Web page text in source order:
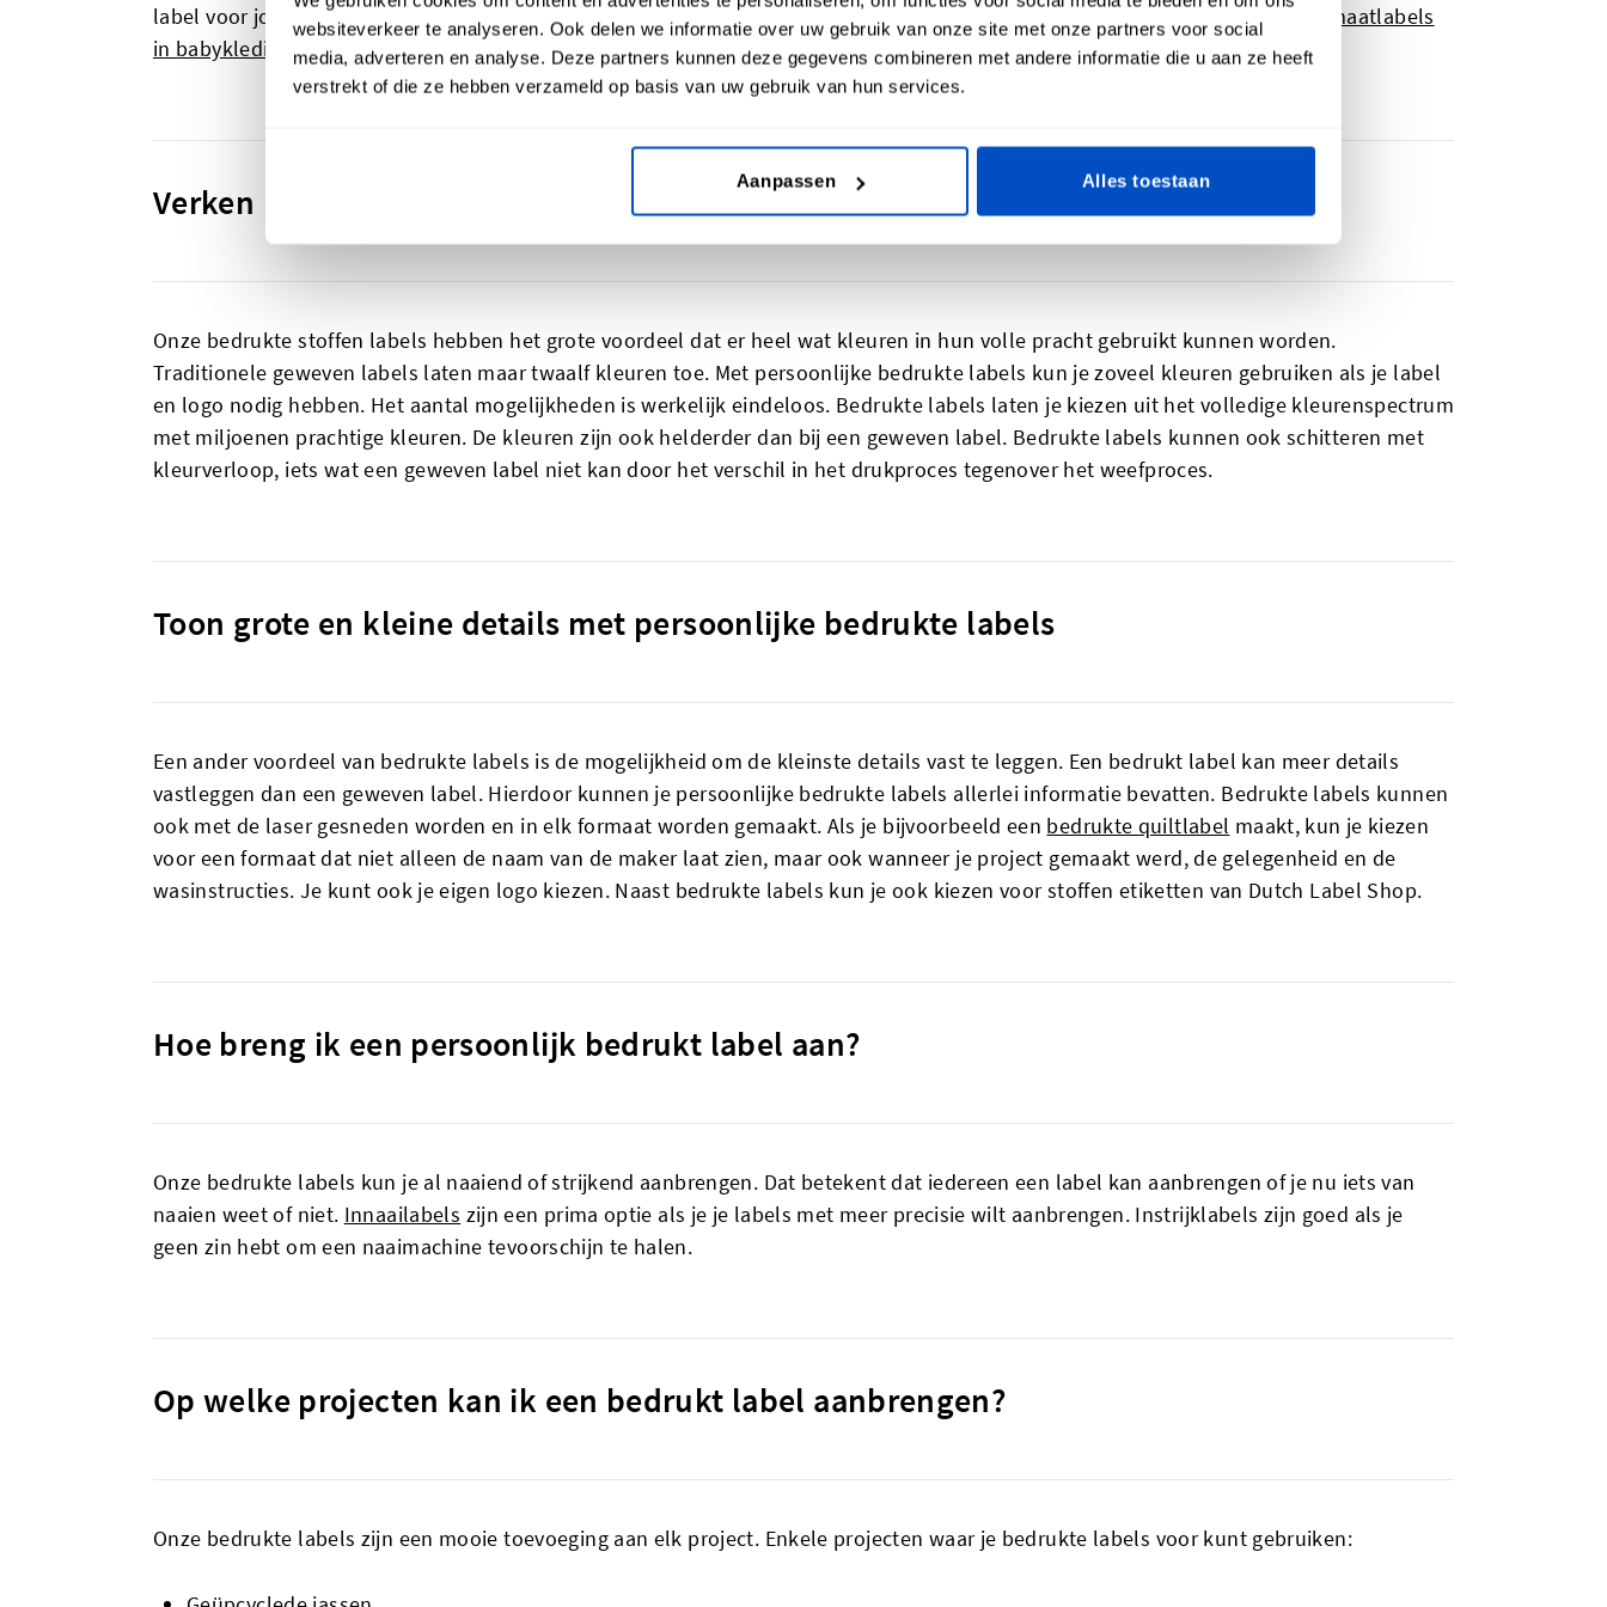
websiteverkeer te analyseren. Ook delen we informatie over uw gebruik van onze site met onze partners voor social
media, adverteren en analyse. Deze partners kunnen deze gegevens combineren met andere informatie die u aan ze heeft
verstrekt of die ze hebben verzameld op basis van uw gebruik van hun services.
Aanpassen Alles toestaan
label voor jou de juiste keuze. Bedrukte labels zijn toepasbaar op dezelfde manier dat geweven labels te gebruiken zijn: van
maatlabels
in babykleding of andere kleding totmade in labels.
Verken het kleurenspectrum met persoonlijke bedrukte kledinglabels
Onze bedrukte stoffen labels hebben het grote voordeel dat er heel wat kleuren in hun volle pracht gebruikt kunnen worden.
Traditionele geweven labels laten maar twaalf kleuren toe. Met persoonlijke bedrukte labels kun je zoveel kleuren gebruiken als je label
en logo nodig hebben. Het aantal mogelijkheden is werkelijk eindeloos. Bedrukte labels laten je kiezen uit het volledige kleurenspectrum
met miljoenen prachtige kleuren. De kleuren zijn ook helderder dan bij een geweven label. Bedrukte labels kunnen ook schitteren met
kleurverloop, iets wat een geweven label niet kan door het verschil in het drukproces tegenover het weefproces.
Toon grote en kleine details met persoonlijke bedrukte labels
Een ander voordeel van bedrukte labels is de mogelijkheid om de kleinste details vast te leggen. Een bedrukt label kan meer details
vastleggen dan een geweven label. Hierdoor kunnen je persoonlijke bedrukte labels allerlei informatie bevatten. Bedrukte labels kunnen
ook met de laser gesneden worden en in elk formaat worden gemaakt. Als je bijvoorbeeld een bedrukte quiltlabel maakt, kun je kiezen
voor een formaat dat niet alleen de naam van de maker laat zien, maar ook wanneer je project gemaakt werd, de gelegenheid en de
wasinstructies. Je kunt ook je eigen logo kiezen. Naast bedrukte labels kun je ook kiezen voor stoffen etiketten van Dutch Label Shop.
Hoe breng ik een persoonlijk bedrukt label aan?
Onze bedrukte labels kun je al naaiend of strijkend aanbrengen. Dat betekent dat iedereen een label kan aanbrengen of je nu iets van
naaien weet of niet. Innaailabels zijn een prima optie als je je labels met meer precisie wilt aanbrengen. Instrijklabels zijn goed als je
geen zin hebt om een naaimachine tevoorschijn te halen.
Op welke projecten kan ik een bedrukt label aanbrengen?
Onze bedrukte labels zijn een mooie toevoeging aan elk project. Enkele projecten waar je bedrukte labels voor kunt gebruiken: